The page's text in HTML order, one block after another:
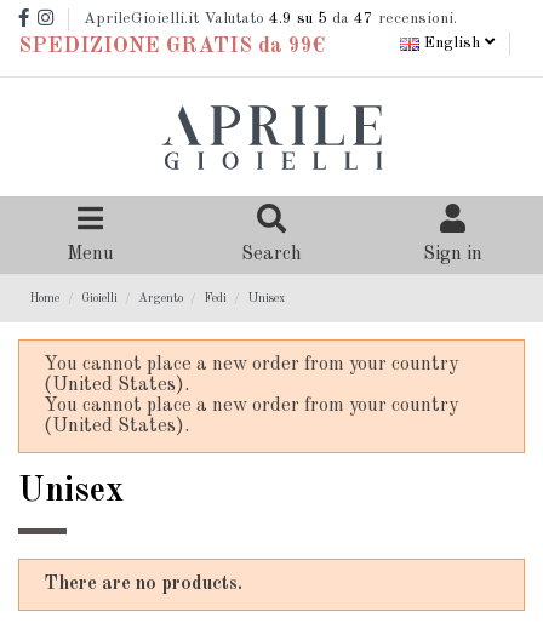
AprileGioielli.it Valutato 4.9 su 5 da 47 recensioni.
SPEDIZIONE GRATIS da 99€ English
Menu Search Sign in
Home Gioielli Argento Fedi Unisex
You cannot place a new order from your country
(United States).
You cannot place a new order from your country
(United States).
Unisex
There are no products.